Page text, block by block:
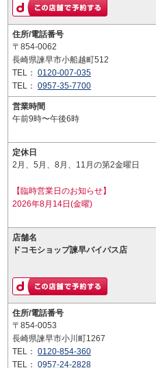
住所/電話番号
〒854-0062
長崎県諫早市小船越町512
TEL： 0120-007-035
TEL： 0957-35-7700
営業時間
午前9時〜午後6時
定休日
2月、5月、8月、11月の第2金曜日
【臨時営業日のお知らせ】
2026年8月14日(金曜)
店舗名
ドコモショップ諫早バイパス店
住所/電話番号
〒854-0053
長崎県諫早市小川町1267
TEL： 0120-854-360
TEL： 0957-24-2828